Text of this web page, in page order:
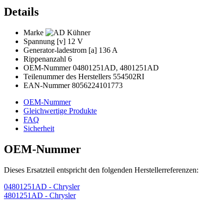
Details
Marke
Spannung [v] 12 V
Generator-ladestrom [a] 136 A
Rippenanzahl 6
OEM-Nummer 04801251AD, 4801251AD
Teilenummer des Herstellers 554502RI
EAN-Nummer 8056224101773
OEM-Nummer
Gleichwertige Produkte
FAQ
Sicherheit
OEM-Nummer
Dieses Ersatzteil entspricht den folgenden Herstellerreferenzen:
04801251AD - Chrysler
4801251AD - Chrysler